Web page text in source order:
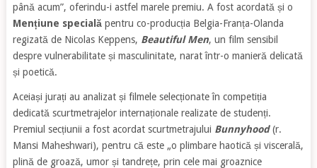
până acum”, oferindu-i astfel marele premiu. A fost acordată și o
Mențiune specialăpentru co-producția Belgia-Franța-Olanda
regizată de Nicolas Keppens, Beautiful Men, un film sensibil
despre vulnerabilitate și masculinitate, narat într-o manieră delicată
și poetică.
Aceiași jurați au analizat și filmele selecționate în competiția
dedicată scurtmetrajelor internaționale realizate de studenți.
Premiul secțiunii a fost acordat scurtmetrajului Bunnyhood(r.
Mansi Maheshwari), pentru că este „o plimbare haotică și viscerală,
plină de groază, umor și tandrețe, prin cele mai groaznice